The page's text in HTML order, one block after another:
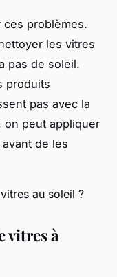
problèmes.
les vitres
pas de soleil.
produits
pas avec la
on peut appliquer
de les
vitres à